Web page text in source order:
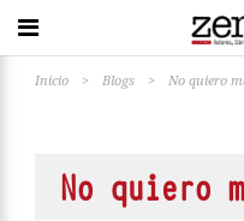
Inicio > Blogs > No quiero
No quiero